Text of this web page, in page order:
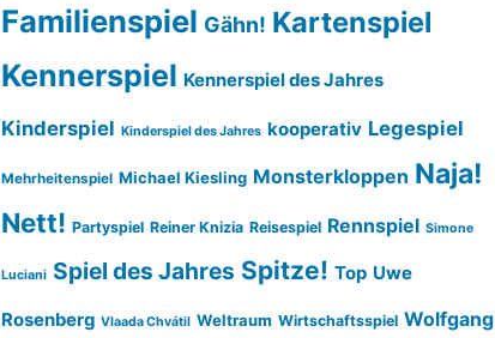
Familienspiel Gähn! Kartenspiel
Kennerspiel Kennerspiel des Jahres
Kinderspiel Kinderspiel des Jahres kooperativ Legespiel
Mehrheitenspiel Michael Kiesling Monsterkloppen Naja!
Nett! Partyspiel Reiner Knizia Reisespiel Rennspiel Simone
Luciani Spiel des Jahres Spitze! Top Uwe
Rosenberg Vlaada Chvátil Weltraum Wirtschaftsspiel Wolfgang